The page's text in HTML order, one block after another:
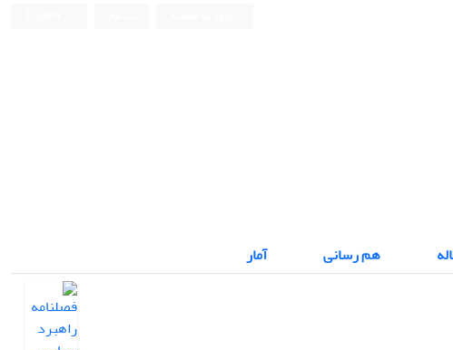
هم رسانی
آمار